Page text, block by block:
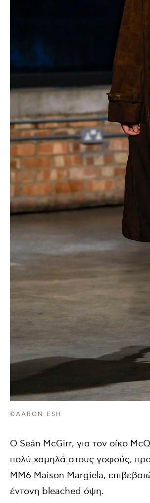
©AARON ESH
Ο Seán McGirr, για τον οίκο
πολύ χαμηλά στους γοφούς,
MM6 Maison Margiela,
έντονη bleached όψη.